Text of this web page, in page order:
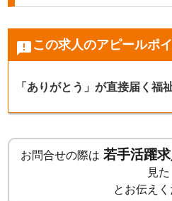
announcement この求人のアピールポ
「ありがとう」が直接届く福
お問合せの際は 若手活躍
見た
とお伝え